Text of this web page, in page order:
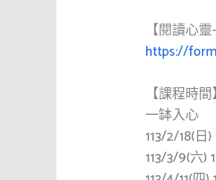
【閱讀心
https://
【課程時間】
一缽入心
113/2/18(日
113/3/9(六)